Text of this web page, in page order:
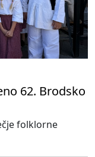
62. Brodsko
folklorne